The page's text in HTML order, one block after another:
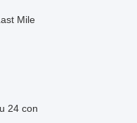
Mile
24 con